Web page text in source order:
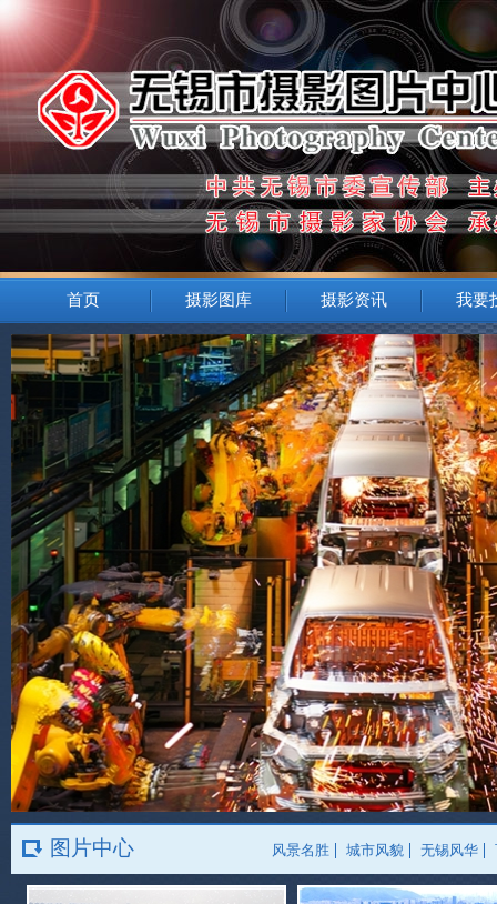
首页 摄影图库 摄影资讯 我要
图片中心 风景名胜 城市风貌 无锡风华